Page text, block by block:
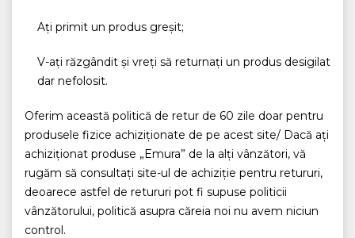
Ați primit un produs greșit;
V-ați răzgândit și vreți să returnați un produs desigilat
dar nefolosit.
Oferim această politică de retur de 60 zile doar pentru
produsele fizice achiziționate de pe acest site/ Dacă ați
achiziționat produse „Emura” de la alți vânzători, vă
rugăm să consultați site-ul de achiziție pentru retururi,
deoarece astfel de retururi pot fi supuse politicii
vânzătorului, politică asupra căreia noi nu avem niciun
control.